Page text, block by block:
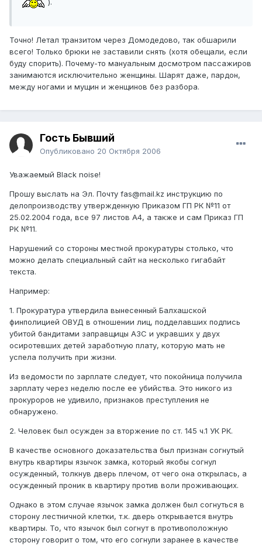
).
Точно! Летал транзитом через Домодедово, так обшарили
всего! Только брюки не заставили снять (хотя обещали, если
буду спорить). Почему-то мануальным досмотром пассажиров
занимаются исключительно женщины. Шарят даже, пардон,
между ногами и мущин и женщинов без разбора.
Гость Бывший
Опубликовано 20 Октября 2006
Уважаемый Black noise!
Прошу выслать на Эл. Почту fas@mail.kz инструкцию по
делопроизводству утвержденную Приказом ГП РК №11 от
25.02.2004 года, все 97 листов А4, а также и сам Приказ ГП
РК №11.
Нарушений со стороны местной прокуратуры столько, что
можно делать специальный сайт на несколько гигабайт
текста.
Например:
1. Прокуратура утвердила вынесенный Балхашской
финполицией ОВУД в отношении лиц, подделавших подпись
убитой бандитами заправщицы АЗС и укравших у двух
осиротевших детей заработную плату, которую мать не
успела получить при жизни.
Из ведомости по зарплате следует, что покойница получила
зарплату через неделю после ее убийства. Это никого из
прокуроров не удивило, признаков преступления не
обнаружено.
2. Человек был осужден за вторжение по ст. 145 ч.1 УК РК.
В качестве основного доказательства был признан согнутый
внутрь квартиры язычок замка, который якобы согнул
осужденный, толкнув дверь плечом, от чего она открылась, а
осужденный проник в квартиру против воли проживающих.
Однако в этом случае язычок замка должен был согнуться в
сторону лестничной клетки, т.к. дверь открывается внутрь
квартиры. То, что язычок был согнут в противоположную
сторону говорит о том, что его согнули заранее в качестве